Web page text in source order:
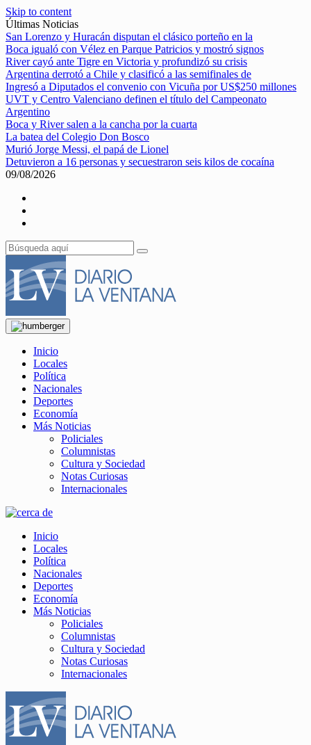
Skip to content
Últimas Noticias
San Lorenzo y Huracán disputan el clásico porteño en la
Boca igualó con Vélez en Parque Patricios y mostró signos
River cayó ante Tigre en Victoria y profundizó su crisis
Argentina derrotó a Chile y clasificó a las semifinales de
Ingresó a Diputados el convenio con Vicuña por US$250 millones
UVT y Centro Valenciano definen el título del Campeonato
Argentino
Boca y River salen a la cancha por la cuarta
La batea del Colegio Don Bosco
Murió Jorge Messi, el papá de Lionel
Detuvieron a 16 personas y secuestraron seis kilos de cocaína
09/08/2026
Inicio
Locales
Política
Nacionales
Deportes
Economía
Más Noticias
Policiales
Columnistas
Cultura y Sociedad
Notas Curiosas
Internacionales
Inicio
Locales
Política
Nacionales
Deportes
Economía
Más Noticias
Policiales
Columnistas
Cultura y Sociedad
Notas Curiosas
Internacionales